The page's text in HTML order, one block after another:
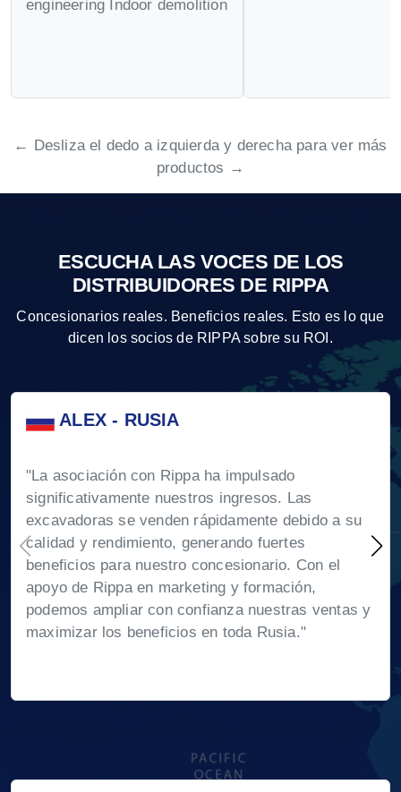
engineering Indoor demolition
← Desliza el dedo a izquierda y derecha para ver más
productos →
ESCUCHA LAS VOCES DE LOS
DISTRIBUIDORES DE RIPPA
Concesionarios reales. Beneficios reales. Esto es lo que
dicen los socios de RIPPA sobre su ROI.
ALEX - RUSIA
"La asociación con Rippa ha impulsado
significativamente nuestros ingresos. Las
excavadoras se venden rápidamente debido a su
calidad y rendimiento, generando fuertes
beneficios para nuestro concesionario. Con el
apoyo de Rippa en marketing y formación,
podemos ampliar con confianza nuestras ventas y
maximizar los beneficios en toda Rusia."